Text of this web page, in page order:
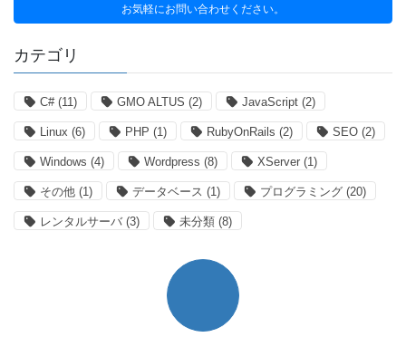
お気軽にお問い合わせください。
カテゴリ
C#(11) GMO ALTUS (2) JavaScript (2)
Linux (6) PHP (1) RubyOnRails (2) SEO (2)
Windows (4) Wordpress (8) XServer (1)
その他 (1) データベース (1) プログラミング (20)
レンタルサーバ (3) 未分類 (8)